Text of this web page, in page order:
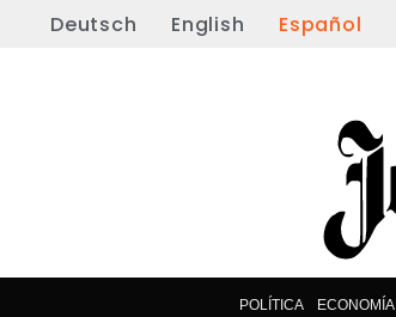
Deutsch English Español
POLÍTICA ECONOMÍA